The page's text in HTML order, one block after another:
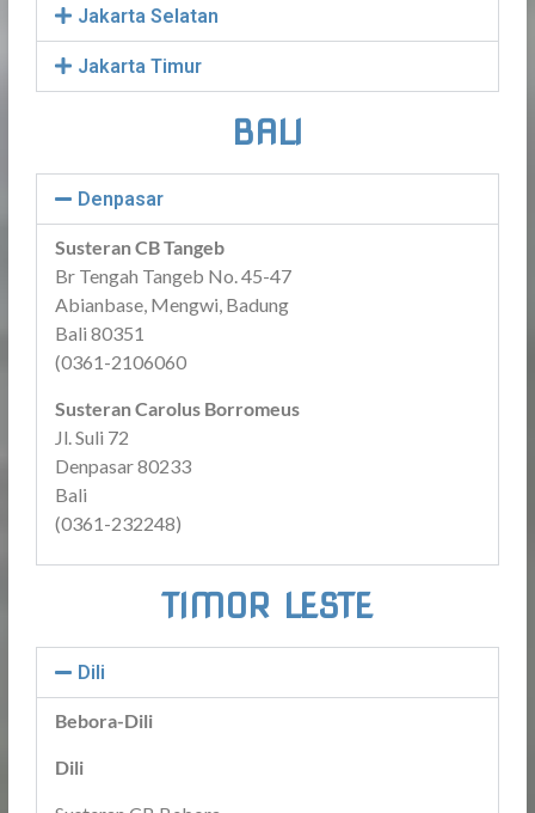
Jakarta Selatan
Jakarta Timur
BALI
Denpasar
Susteran CB Tangeb
Br Tengah Tangeb No. 45-47
Abianbase, Mengwi, Badung
Bali 80351
(0361-2106060
Susteran Carolus Borromeus
Jl. Suli 72
Denpasar 80233
Bali
(0361-232248)
TIMOR LESTE
Dili
Bebora-Dili
Dili